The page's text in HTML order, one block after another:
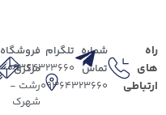
راه
های
ارتباطی
شماره
تماس
09364323660
تلگرام
09364323660
فروشگاه
مرکزی
رشت -
شهرک